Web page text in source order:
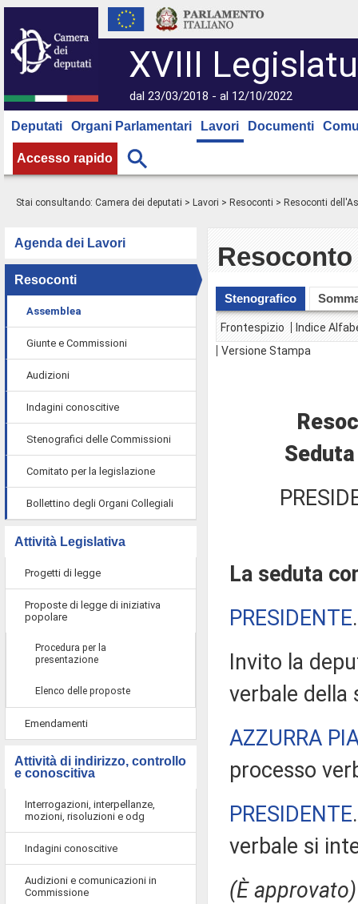
XVIII
dal 23/03/2018 - al 12/10/2022
Deputati Organi Parlamentari Lavori Documenti
Accesso rapido
Stai consultando: Camera dei deputati > Lavori > Resoconti > Resoconti
Agenda dei Lavori
Resoconti
Assemblea
Giunte e Commissioni
Audizioni
Indagini conoscitive
Stenografici delle Commissioni
Comitato per la legislazione
Bollettino degli Organi Collegiali
Attività Legislativa
Progetti di legge
Proposte di legge di iniziativa
popolare
Procedura per la
presentazione
Elenco delle proposte
Emendamenti
Attività di indirizzo, controllo
e conoscitiva
Interrogazioni, interpellanze,
mozioni, risoluzioni e odg
Indagini conoscitive
Audizioni e comunicazioni in
Commissione
Stenografico
Frontespizio
Indice
Versione Stampa
La seduta
PRESIDENTE
Invito la
verbale della
AZZURRA
processo
PRESIDENTE
verbale si
(È approvato)